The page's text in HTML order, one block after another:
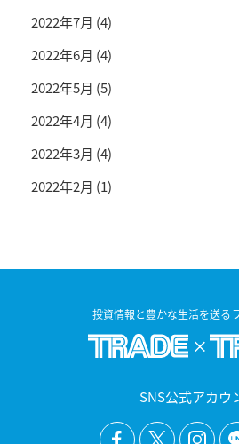
2022年7月 (4)
2022年6月 (4)
2022年5月 (5)
2022年4月 (4)
2022年3月 (4)
2022年2月 (1)
投資情報と豊かな生活を送る
SNS公式アカウ